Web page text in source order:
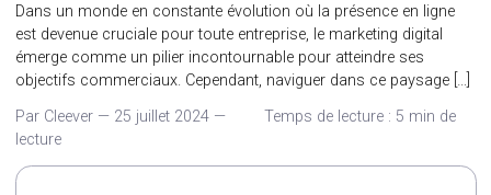
Dans un monde en constante évolution où la présence en
est devenue cruciale pour toute entreprise, le marketing digital
objectifs commerciaux. Cependant, naviguer dans ce
Par Cleever—25 juillet 2024—
Temps de lecture : 5 min